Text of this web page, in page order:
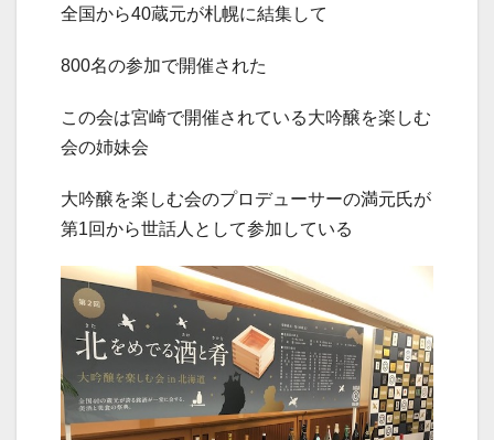
全国から40蔵元が札幌に結集して
800名の参加で開催された
この会は宮崎で開催されている大吟醸を楽しむ
会の姉妹会
大吟醸を楽しむ会のプロデューサーの満元氏が
第1回から世話人として参加している